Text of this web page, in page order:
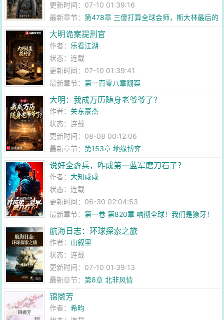
更新时间：07-10 01:39:16
最新章节：第478章 三傻打算全球会师，斯大林最后的
底牌！
大明诡案提刑官
作者： 乐看江湖
状态：连载
更新时间：07-10 01:39:41
最新章节：第一百零八章翻案
大明：我成万历随身老爷爷了？
作者： 关东豪杰
状态：连载
更新时间：08-08 00:12:06
最新章节：第153章 地缘博弈
说好全孬兵，咋成第一蓝军磨刀石了？
作者：大知咸咸
状态：连载
更新时间：06-30 02:04:53
最新章节：第一卷 第820章 响彻全球！我们是獠牙！
航海日志：环球探索之旅
作者： 山叙里
状态：连载
更新时间：07-10 01:39:13
最新章节：第8章 北非风情
锦撷芳
作者：希昀